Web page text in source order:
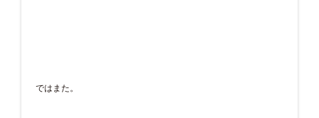
ではまた。